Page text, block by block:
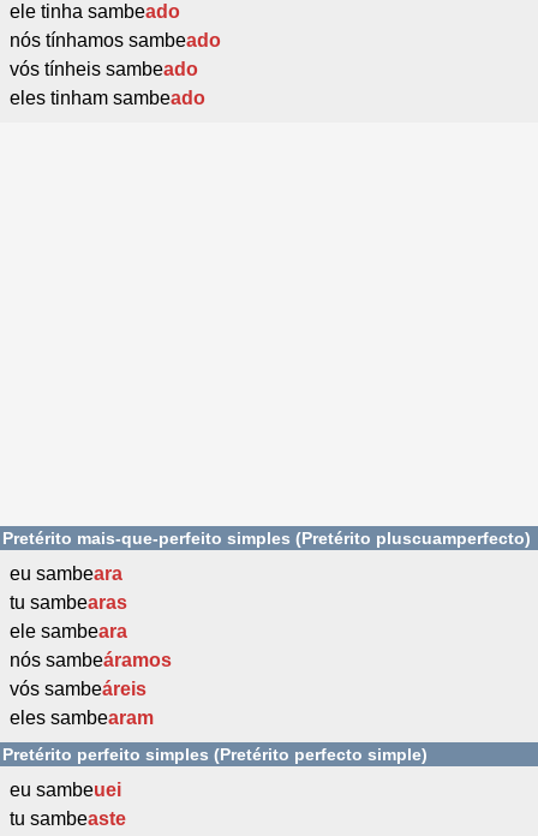
ele tinha sambeado
nós tínhamos sambeado
vós tínheis sambeado
eles tinham sambeado
Pretérito mais-que-perfeito simples (Pretérito pluscuamperfecto)
eu sambeara
tu sambearas
ele sambeara
nós sambeáramos
vós sambeáreis
eles sambearam
Pretérito perfeito simples (Pretérito perfecto simple)
eu sambeuei
tu sambeaste